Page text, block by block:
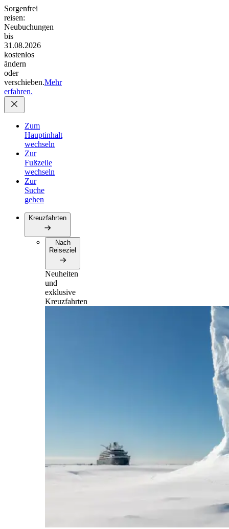
Sorgenfrei
reisen:
Neubuchungen
bis
31.08.2026
kostenlos
ändern
oder
verschieben.Mehr
erfahren.
Zum
Hauptinhalt
wechseln
Zur
Fußzeile
wechseln
Zur
Suche
gehen
Kreuzfahrten
Nach
Reiseziel
Neuheiten
und
exklusive
Kreuzfahrten